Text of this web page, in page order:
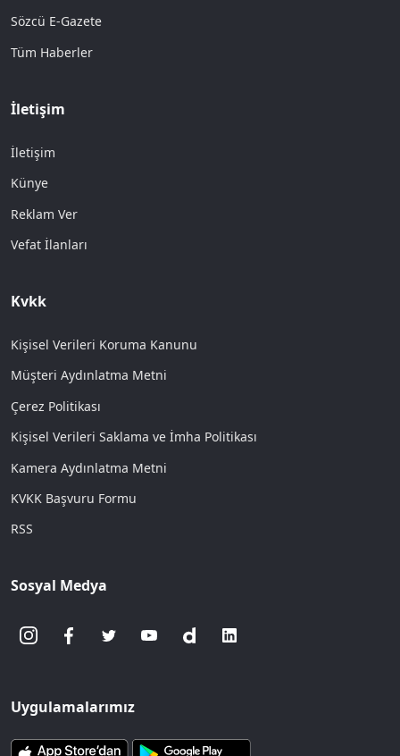
Sözcü E-Gazete
Tüm Haberler
İletişim
İletişim
Künye
Reklam Ver
Vefat İlanları
Kvkk
Kişisel Verileri Koruma Kanunu
Müşteri Aydınlatma Metni
Çerez Politikası
Kişisel Verileri Saklama ve İmha Politikası
Kamera Aydınlatma Metni
KVKK Başvuru Formu
RSS
Sosyal Medya
Uygulamalarımız